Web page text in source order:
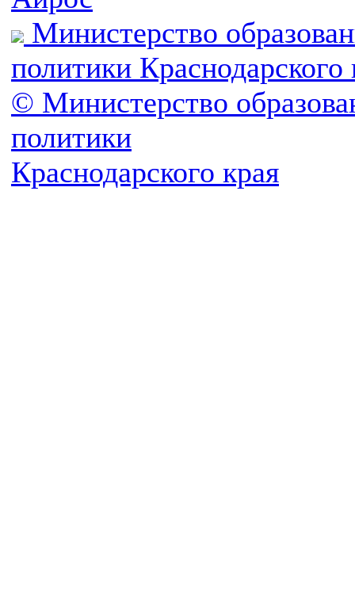
Министерство
политики Краснодарского
© Министерство
политики
Краснодарского края